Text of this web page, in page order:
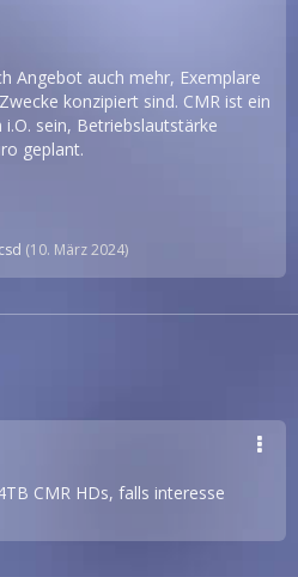
Angebot auch mehr, Exemplare
konzipiert sind. CMR ist ein
sein, Betriebslautstärke
geplant.
(10. März 2024)
CMR HDs, falls interesse